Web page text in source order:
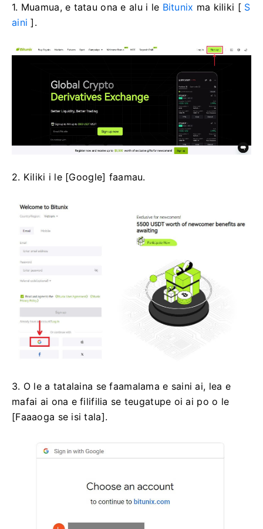
1. Muamua, e tatau ona e alu i le Bitunix ma kiliki [ S
aini ].
2. Kiliki i le [Google] faamau.
3. O le a tatalaina se faamalama e saini ai, lea e
mafai ai ona e filifilia se teugatupe oi ai po o le
[Faaaoga se isi tala].